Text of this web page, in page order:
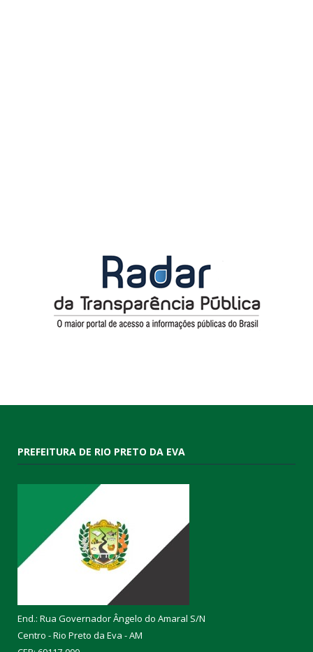
PREFEITURA DE RIO PRETO DA EVA
End.: Rua Governador Ângelo do Amaral S/N
Centro - Rio Preto da Eva - AM